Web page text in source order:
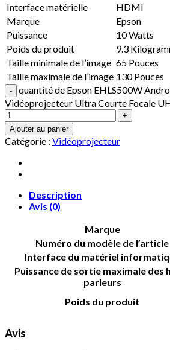
Interface matérielle
HDMI
Marque
Epson
Puissance
10 Watts
Poids du produit
9.3
Taille minimale de l’image 65 Pouces
Taille maximale de l’image 130 Pouces
quantité de Epson EHLS500W
Vidéoprojecteur Ultra Courte Focale
Ajouter au panier
Catégorie : Vidéoprojecteur
Description
Avis (0)
Marque
Numéro du modèle de l’article
Interface du matériel
Puissance de sortie maximale des
parleurs
Poids du produit
Avis